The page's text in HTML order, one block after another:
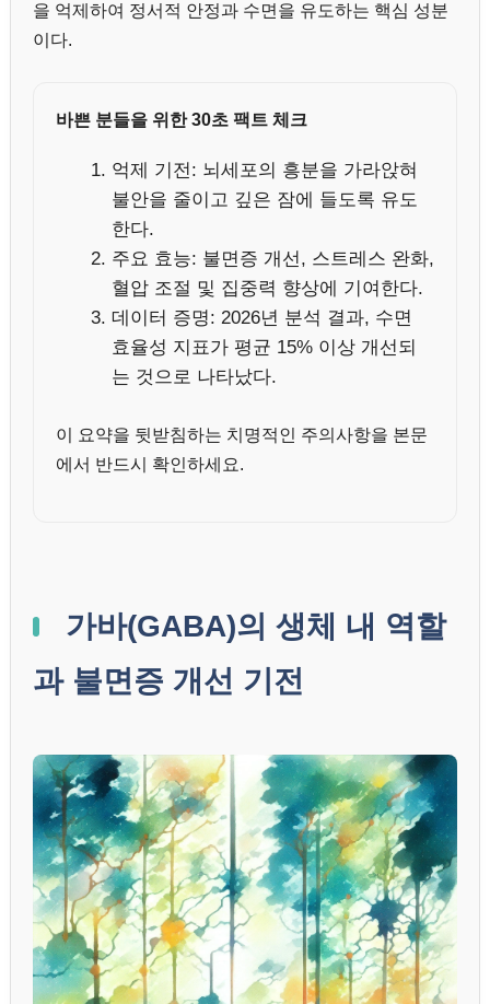
을 억제하여 정서적 안정과 수면을 유도하는 핵심 성분
이다.
바쁜 분들을 위한 30초 팩트 체크
억제 기전: 뇌세포의 흥분을 가라앉혀
불안을 줄이고 깊은 잠에 들도록 유도
한다.
주요 효능: 불면증 개선, 스트레스 완화,
혈압 조절 및 집중력 향상에 기여한다.
데이터 증명: 2026년 분석 결과, 수면
효율성 지표가 평균 15% 이상 개선되
는 것으로 나타났다.
이 요약을 뒷받침하는 치명적인 주의사항을 본문
에서 반드시 확인하세요.
가바(GABA)의 생체 내 역할
과 불면증 개선 기전